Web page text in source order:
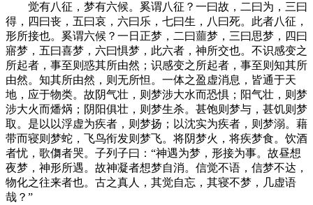
觉有八征，梦有六候。奚谓八征？一曰故，二曰为，三曰
得，四曰丧，五曰哀，六曰乐，七曰生，八曰死。此者八征，
形所接也。奚谓六候？一日正梦，二曰蘁梦，三曰思梦，四曰
寤梦，五曰喜梦，六曰惧梦，此六者，神所交也。不识感变之
所起者，事至则惑其所由然；识感变之所起者，事至则知其所
由然。知其所由然，则无所怛。一体之盈虚消息，皆通于天
地，应于物类。故阴气壮，则梦涉大水而恐惧；阳气壮，则梦
涉大火而燔焫；阴阳俱壮，则梦生杀。甚饱则梦与，甚饥则梦
取。是以以浮虚为疾者，则梦扬；以沈实为疾者，则梦溺。藉
带而寝则梦蛇，飞鸟衔发则梦飞。将阴梦火，将疾梦食。饮酒
者忧，歌儛者哭。子列子曰：“神遇为梦，形接为事。故昼想
夜梦，神形所遇。故神凝者想梦自消。信觉不语，信梦不达，
物化之往来者也。古之真人，其觉自忘，其寝不梦，几虚语
哉？”